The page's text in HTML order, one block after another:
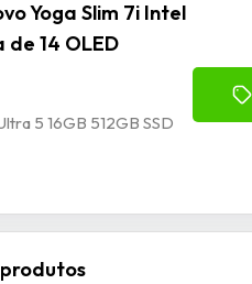
Yoga Slim 7i Intel
de 14 OLED
5 16GB 512GB SSD
produtos